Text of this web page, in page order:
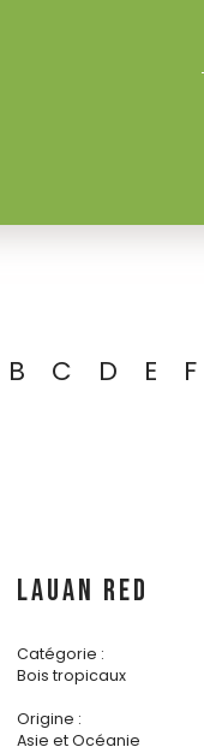
B C D E F
LAUAN RED
Catégorie :
Bois tropicaux
Origine :
Asie et Océanie